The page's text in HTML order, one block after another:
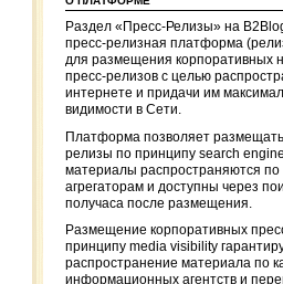
Раздел «Пресс-Релизы» на
пресс-релизная платформа
для размещения корпоративных
пресс-релизов с целью
интернете и придачи им
видимости в Сети.
Платформа позволяет
релизы по принципу search
материалы распространяются
агрегаторам и доступны через
получаса после размещения.
Размещение корпоративных
принципу media visibility
распространение материала по
информационных агентств и